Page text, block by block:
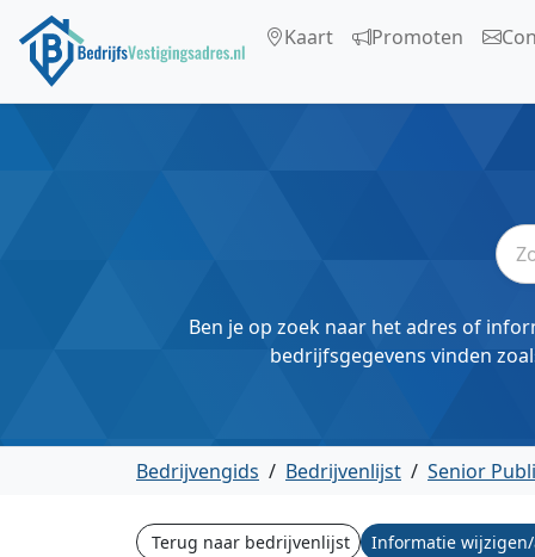
Kaart Promoten
Ben je op zoek naar het adres of
bedrijfsgegevens vinden
Bedrijvengids / Bedrijvenlijst / Senior
Terug naar bedrijvenlijst Informatie